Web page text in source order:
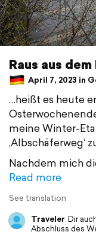
Raus aus
April 7, 2023 in
…heißt es heute
meine Winter-
‚Albschäferweg‘
Nachdem mich
Read more
See translation
Traveler Dir
Abschluss des